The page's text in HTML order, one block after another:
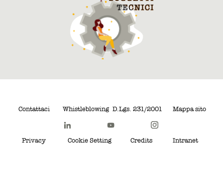
Contattaci Whistleblowing D.Lgs. 231/2001 Mappa sito
Privacy Cookie Setting Credits Intranet